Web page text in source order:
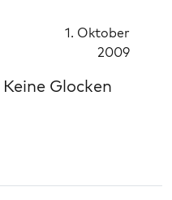
1. Oktober
2009
Glocken